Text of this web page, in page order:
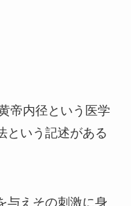
帝内径という医学
という記述がある
与えその刺激に身